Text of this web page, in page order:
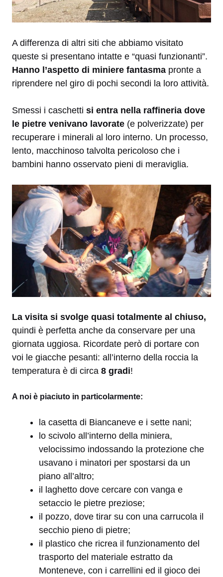
A differenza di altri siti che abbiamo visitato
queste si presentano intatte e “quasi funzionanti”.
Hanno l’aspetto di miniere fantasma pronte a
riprendere nel giro di pochi secondi la loro attività.
Smessi i caschetti si entra nella raffineria dove
le pietre venivano lavorate (e polverizzate) per
recuperare i minerali al loro interno. Un processo,
lento, macchinoso talvolta pericoloso che i
bambini hanno osservato pieni di meraviglia.
La visita si svolge quasi totalmente al chiuso,
quindi è perfetta anche da conservare per una
giornata uggiosa. Ricordate però di portare con
voi le giacche pesanti: all’interno della roccia la
temperatura è di circa 8 gradi!
A noi è piaciuto in particolarmente:
la casetta di Biancaneve e i sette nani;
lo scivolo all’interno della miniera,
velocissimo indossando la protezione che
usavano i minatori per spostarsi da un
piano all’altro;
il laghetto dove cercare con vanga e
setaccio le pietre preziose;
il pozzo, dove tirar su con una carrucola il
secchio pieno di pietre;
il plastico che ricrea il funzionamento del
trasporto del materiale estratto da
Monteneve, con i carrellini ed il gioco dei